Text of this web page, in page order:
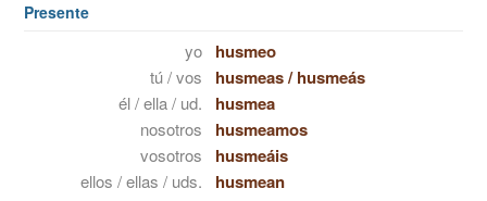
Presente
yo husmeo
tú / vos husmeas/husmeás
él / ella / ud. husmea
nosotros husmeamos
vosotros husmeáis
ellos / ellas / uds. husmean